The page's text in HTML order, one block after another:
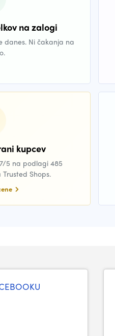
na zalogi
danes. Ni čakanja na
kupcev
5 na podlagi 485
Shops.